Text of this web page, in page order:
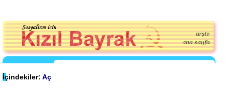
İçindekiler: Aç